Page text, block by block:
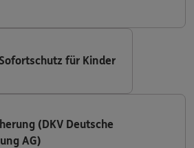
für Kinder
(DKV Deutsche
AG)